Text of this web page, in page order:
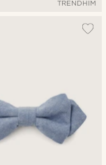
TRENDHIM